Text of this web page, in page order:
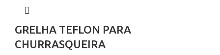
GRELHA TEFLON PARA
CHURRASQUEIRA